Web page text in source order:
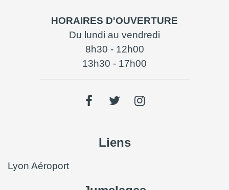
HORAIRES D'OUVERTURE
Du lundi au vendredi
8h30 - 12h00
13h30 - 17h00
Liens
Lyon Aéroport